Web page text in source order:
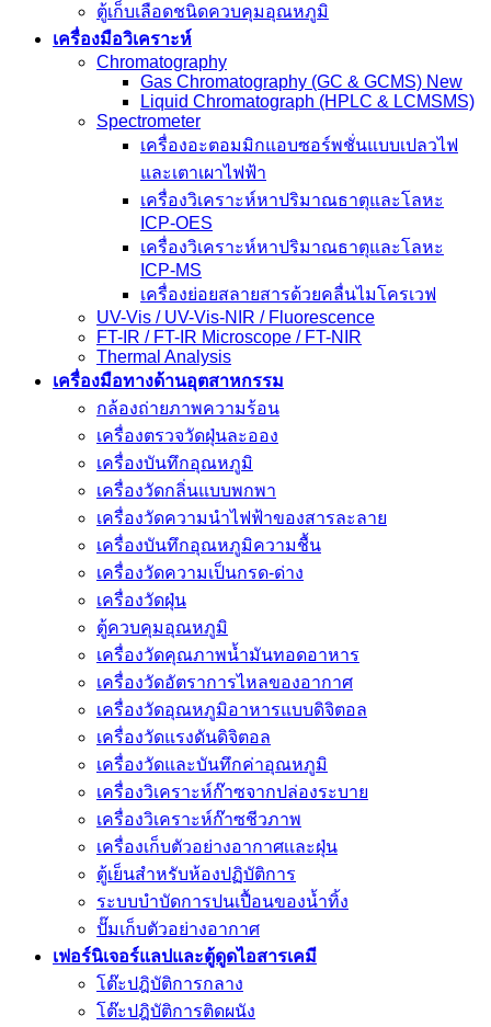
ตู้เก็บเลือดชนิดควบคุมอุณหภูมิ
เครื่องมือวิเคราะห์
Chromatography
Gas Chromatography (GC & GCMS) New
Liquid Chromatograph (HPLC & LCMSMS)
Spectrometer
เครื่องอะตอมมิกแอบซอร์พชั่นแบบเปลวไฟ
และเตาเผาไฟฟ้า
เครื่องวิเคราะห์หาปริมาณธาตุและโลหะ
ICP-OES
เครื่องวิเคราะห์หาปริมาณธาตุและโลหะ
ICP-MS
เครื่องย่อยสลายสารด้วยคลื่นไมโครเวฟ
UV-Vis / UV-Vis-NIR / Fluorescence
FT-IR / FT-IR Microscope / FT-NIR
Thermal Analysis
เครื่องมือทางด้านอุตสาหกรรม
กล้องถ่ายภาพความร้อน
เครื่องตรวจวัดฝุ่นละออง
เครื่องบันทึกอุณหภูมิ
เครื่องวัดกลิ่นแบบพกพา
เครื่องวัดความนําไฟฟ้าของสารละลาย
เครื่องบันทึกอุณหภูมิความชื้น
เครื่องวัดความเป็นกรด-ด่าง
เครื่องวัดฝุ่น
ตู้ควบคุมอุณหภูมิ
เครื่องวัดคุณภาพน้ำมันทอดอาหาร
เครื่องวัดอัตราการไหลของอากาศ
เครื่องวัดอุณหภูมิอาหารแบบดิจิตอล
เครื่องวัดแรงดันดิจิตอล
เครื่องวัดและบันทึกค่าอุณหภูมิ
เครื่องวิเคราะห์ก๊าซจากปล่องระบาย
เครื่องวิเคราะห์ก๊าซชีวภาพ
เครื่องเก็บตัวอย่างอากาศเเละฝุ่น
ตู้เย็นสำหรับห้องปฏิบัติการ
ระบบบำบัดการปนเปื้อนของน้ำทิ้ง
ปั๊มเก็บตัวอย่างอากาศ
เฟอร์นิเจอร์แลปและตู้ดูดไอสารเคมี
โต๊ะปฎิบัติการกลาง
โต๊ะปฎิบัติการติดผนัง